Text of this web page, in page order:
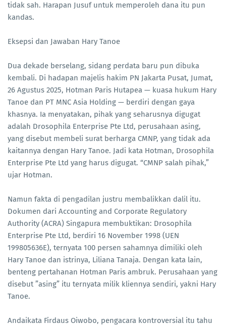
tidak sah. Harapan Jusuf untuk memperoleh dana itu pun
kandas.
Eksepsi dan Jawaban Hary Tanoe
Dua dekade berselang, sidang perdata baru pun dibuka
kembali. Di hadapan majelis hakim PN Jakarta Pusat, Jumat,
26 Agustus 2025, Hotman Paris Hutapea — kuasa hukum Hary
Tanoe dan PT MNC Asia Holding — berdiri dengan gaya
khasnya. Ia menyatakan, pihak yang seharusnya digugat
adalah Drosophila Enterprise Pte Ltd, perusahaan asing,
yang disebut membeli surat berharga CMNP, yang tidak ada
kaitannya dengan Hary Tanoe. Jadi kata Hotman, Drosophila
Enterprise Pte Ltd yang harus digugat. “CMNP salah pihak,”
ujar Hotman.
Namun fakta di pengadilan justru membalikkan dalil itu.
Dokumen dari Accounting and Corporate Regulatory
Authority (ACRA) Singapura membuktikan: Drosophila
Enterprise Pte Ltd, berdiri 16 November 1998 (UEN
199805636E), ternyata 100 persen sahamnya dimiliki oleh
Hary Tanoe dan istrinya, Liliana Tanaja. Dengan kata lain,
benteng pertahanan Hotman Paris ambruk. Perusahaan yang
disebut ”asing” itu ternyata milik kliennya sendiri, yakni Hary
Tanoe.
Andaikata Firdaus Oiwobo, pengacara kontroversial itu tahu